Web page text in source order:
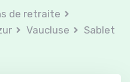
de retraite
Vaucluse Sablet